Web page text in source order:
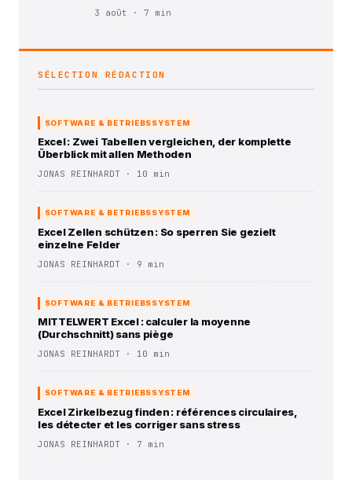
3 août · 7 min
SÉLECTION RÉDACTION
SOFTWARE & BETRIEBSSYSTEM
Excel : Zwei Tabellen vergleichen, der komplette
Überblick mit allen Methoden
JONAS REINHARDT · 10 min
SOFTWARE & BETRIEBSSYSTEM
Excel Zellen schützen : So sperren Sie gezielt
einzelne Felder
JONAS REINHARDT · 9 min
SOFTWARE & BETRIEBSSYSTEM
MITTELWERT Excel : calculer la moyenne
(Durchschnitt) sans piège
JONAS REINHARDT · 10 min
SOFTWARE & BETRIEBSSYSTEM
Excel Zirkelbezug finden : références circulaires,
les détecter et les corriger sans stress
JONAS REINHARDT · 7 min